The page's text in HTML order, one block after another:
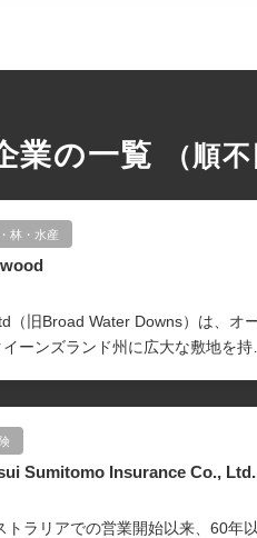
業の一覧 （順不
林・水産
（旧Broad Water Downs）は、オ
ーンズランド州に広大な敷地を持
Sumitomo Insurance Co.,
トラリアでの営業開始以来、60年以